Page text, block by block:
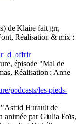
de Klaire fait grr,
Réalisation & mix :
épisode "Mal de
Réalisation : Anne
podcasts/les-pieds-
"Astrid Hurault de
animée par Giulia Foïs,